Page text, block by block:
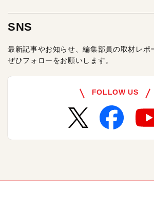
SNS
最新記事やお知らせ、編集部員の取材レポ
ぜひフォローをお願いします。
FOLLOW US